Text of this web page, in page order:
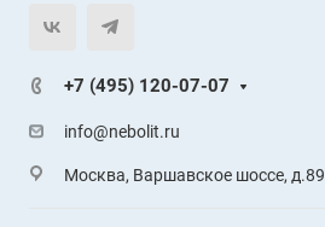
+7 (495) 120-07-07
info@nebolit.ru
Москва, Варшавское шоссе, д.89